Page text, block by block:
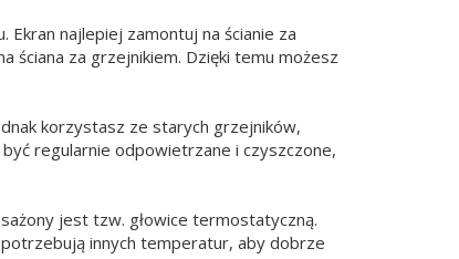
najlepiej zamontuj na ścianie za
ściana za grzejnikiem. Dzięki temu możesz
korzystasz ze starych grzejników,
regularnie odpowietrzane i czyszczone,
jest tzw. głowice termostatyczną.
innych temperatur, aby dobrze